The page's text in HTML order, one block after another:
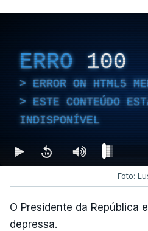
ERRO 100
ERROR ON HTML5
ESTE CONTEÚDO
INDISPONÍVEL
Foto:
O Presidente da República
depressa.